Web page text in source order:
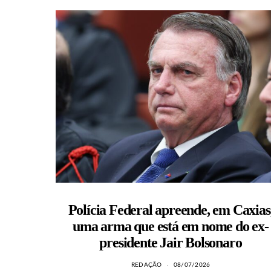
Polícia Federal apreende, em
uma arma que está em nome do ex-
presidente Jair Bolsonaro
REDAÇÃO 08/07/2026